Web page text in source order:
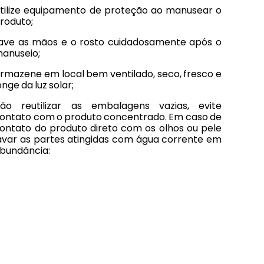
equipamento de proteção ao manusear o
as mãos e o rosto cuidadosamente após o
em local bem ventilado, seco, fresco e
da luz solar;
reutilizar as embalagens vazias, evite
com o produto concentrado. Em caso de
do produto direto com os olhos ou pele
as partes atingidas com água corrente em